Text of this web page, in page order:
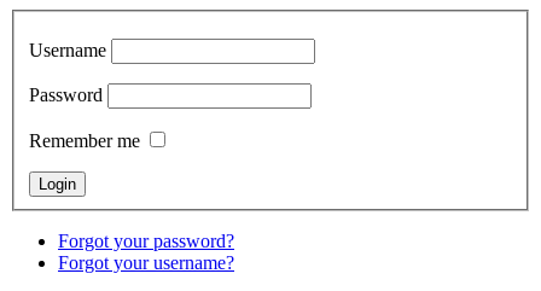
Username
Password
Remember me
Forgot your password?
Forgot your username?